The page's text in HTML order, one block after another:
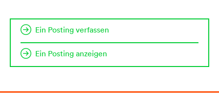
Ein Posting verfassen
Ein Posting anzeigen